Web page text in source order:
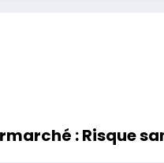
: Risque